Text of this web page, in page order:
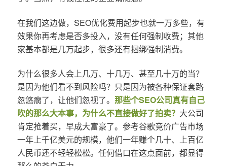
在我们这边做，SEO优化费用起步也就一万多些，有
效果你再考虑是否多投入，没有任何强制收费；其他
家基本都是几万起步，很多还有捆绑强制消费。
为什么很多人会上几万、十几万、甚至几十万的当？
是因为他们看不到风险吗？只是因为被各种保证套路
忽悠瘸了，让他们忽视了。 那些个SEO公司真有自己
吹的那么大本事，为什么不直接做好了拍卖？ 大公司
肯定抢着买，早成大富豪了。参考谷歌竞价广告市场
一年上千亿美元的规模，他们一年赚个几十、上百亿
人民币还不轻轻松松。任何借口在这点面前，都显得